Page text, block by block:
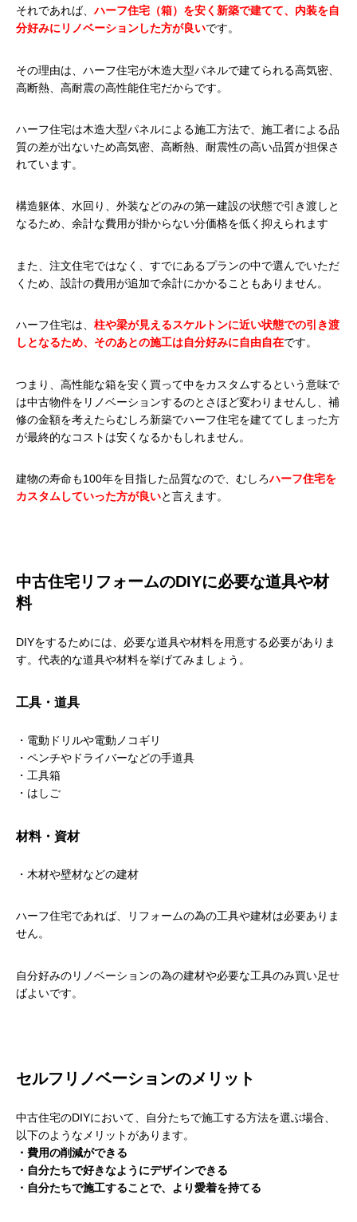
それであれば、ハーフ住宅（箱）を安く新築で建てて、内装を自
分好みにリノベーションした方が良いです。
その理由は、ハーフ住宅が木造大型パネルで建てられる高気密、
高断熱、高耐震の高性能住宅だからです。
ハーフ住宅は木造大型パネルによる施工方法で、施工者による品
質の差が出ないため高気密、高断熱、耐震性の高い品質が担保さ
れています。
構造躯体、水回り、外装などのみの第一建設の状態で引き渡しと
なるため、余計な費用が掛からない分価格を低く抑えられます
また、注文住宅ではなく、すでにあるプランの中で選んでいただ
くため、設計の費用が追加で余計にかかることもありません。
ハーフ住宅は、 柱や梁が見えるスケルトンに近い状態での引き渡
しとなるため、そのあとの施工は自分好みに自由自在です。
つまり、高性能な箱を安く買って中をカスタムするという意味で
は中古物件をリノベーションするのとさほど変わりませんし、補
修の金額を考えたらむしろ新築でハーフ住宅を建ててしまった方
が最終的なコストは安くなるかもしれません。
建物の寿命も100年を目指した品質なので、むしろハーフ住宅を
カスタムしていった方が良いと言えます。
中古住宅リフォームのDIYに必要な道具や材
料
DIYをするためには、必要な道具や材料を用意する必要がありま
す。代表的な道具や材料を挙げてみましょう。
工具・道具
・電動ドリルや電動ノコギリ
・ペンチやドライバーなどの手道具
・工具箱
・はしご
材料・資材
・木材や壁材などの建材
ハーフ住宅であれば、リフォームの為の工具や建材は必要ありま
せん。
自分好みのリノベーションの為の建材や必要な工具のみ買い足せ
ばよいです。
セルフリノベーションのメリット
中古住宅のDIYにおいて、自分たちで施工する方法を選ぶ場合、
以下のようなメリットがあります。
・費用の削減ができる
・自分たちで好きなようにデザインできる
・自分たちで施工することで、より愛着を持てる